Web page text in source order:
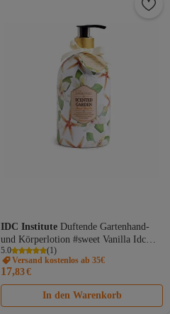
IDC Institute Duftende Gartenhand-
und Körperlotion #sweet Vanilla Idc
Institute 500 ml
5.0 (1)
Versand kostenlos ab 35€
17,83€
In den Warenkorb